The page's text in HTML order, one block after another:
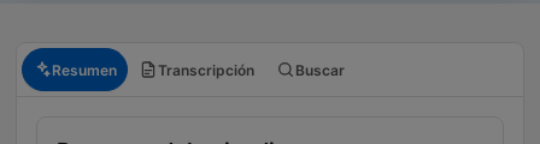
Resumen Transcripción Buscar